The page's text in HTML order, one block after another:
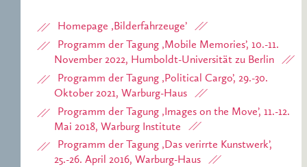
Homepage ‚Bilderfahrzeuge’
Programm der Tagung ‚Mobile Memories’, 10.-11.
November 2022, Humboldt-Universität zu Berlin
Programm der Tagung ‚Political Cargo’, 29.-30.
Oktober 2021, Warburg-Haus
Programm der Tagung ‚Images on the Move’, 11.-12.
Mai 2018, Warburg Institute
Programm der Tagung ‚Das verirrte Kunstwerk’,
25.-26. April 2016, Warburg-Haus